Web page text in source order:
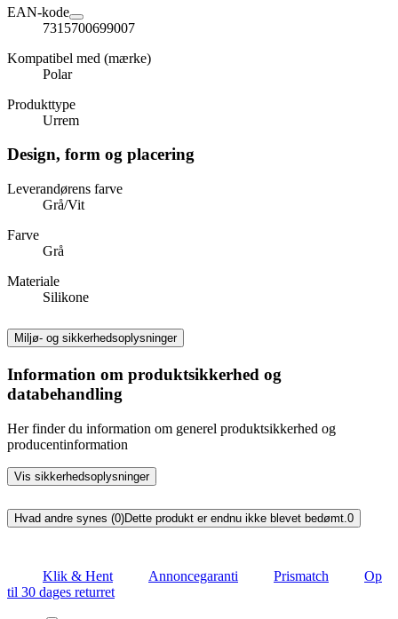
EAN-kode
7315700699007
Kompatibel med (mærke)
Polar
Produkttype
Urrem
Design, form og placering
Leverandørens farve
Grå/Vit
Farve
Grå
Materiale
Silikone
Miljø- og sikkerhedsoplysninger
Information om produktsikkerhed og
databehandling
Her finder du information om generel produktsikkerhed og
producentinformation
Vis sikkerhedsoplysninger
Hvad andre synes (0)Dette produkt er endnu ikke blevet bedømt. 0
Klik & Hent Annoncegaranti Prismatch
Op
til 30 dages returret